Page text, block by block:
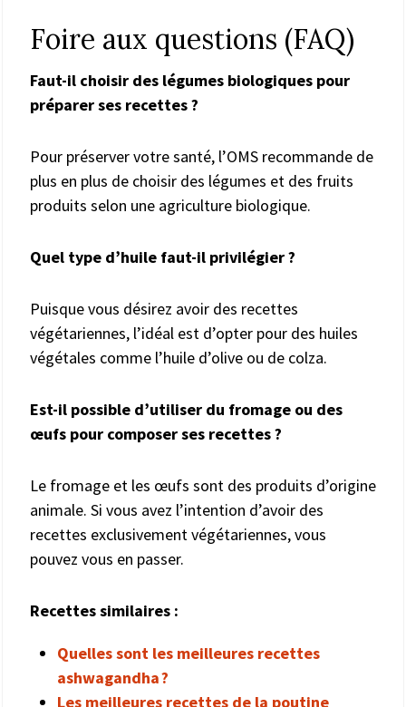
Foire aux questions (FAQ)
Faut-il choisir des légumes biologiques pour
préparer ses recettes ?
Pour préserver votre santé, l’OMS recommande de
plus en plus de choisir des légumes et des fruits
produits selon une agriculture biologique.
Quel type d’huile faut-il privilégier ?
Puisque vous désirez avoir des recettes
végétariennes, l’idéal est d’opter pour des huiles
végétales comme l’huile d’olive ou de colza.
Est-il possible d’utiliser du fromage ou des
œufs pour composer ses recettes ?
Le fromage et les œufs sont des produits d’origine
animale. Si vous avez l’intention d’avoir des
recettes exclusivement végétariennes, vous
pouvez vous en passer.
Recettes similaires :
Quelles sont les meilleures recettes
ashwagandha ?
Les meilleures recettes de la poutine